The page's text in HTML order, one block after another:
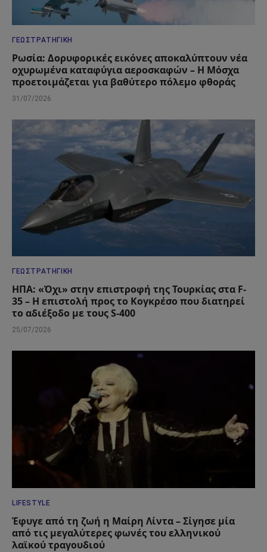
ΓΕΩΣΤΡΑΤΗΓΙΚΉ
Ρωσία: Δορυφορικές εικόνες αποκαλύπτουν νέα
οχυρωμένα καταφύγια αεροσκαφών – Η Μόσχα
προετοιμάζεται για βαθύτερο πόλεμο φθοράς
31/07/2026
ΓΕΩΣΤΡΑΤΗΓΙΚΉ
ΗΠΑ: «Όχι» στην επιστροφή της Τουρκίας στα F-
35 – Η επιστολή προς το Κογκρέσο που διατηρεί
το αδιέξοδο με τους S-400
25/07/2026
LIFESTYLE
Έφυγε από τη ζωή η Μαίρη Λίντα – Σίγησε μία
από τις μεγαλύτερες φωνές του ελληνικού
λαϊκού τραγουδιού